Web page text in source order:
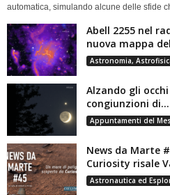
automatica, simulando alcune delle sfide
Abell 2255 nel
nuova mappa
Astronomia,
Alzando gli
congiunzioni di...
Appuntamenti del
News da Marte
Curiosity risale
Astronautica ed